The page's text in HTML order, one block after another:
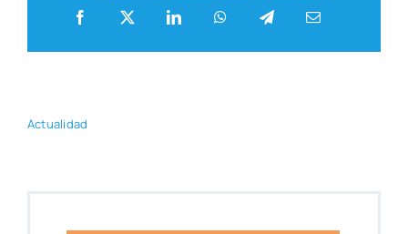
Actua­li­dad